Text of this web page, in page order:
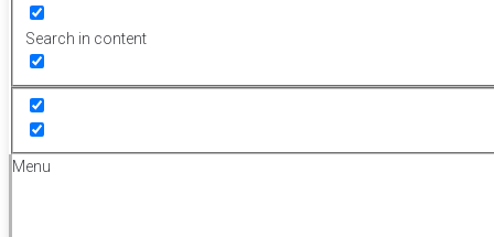
Search in content
Menu